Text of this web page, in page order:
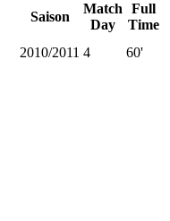
Saison
Match
Day
Full
Time
2010/2011 4 60'